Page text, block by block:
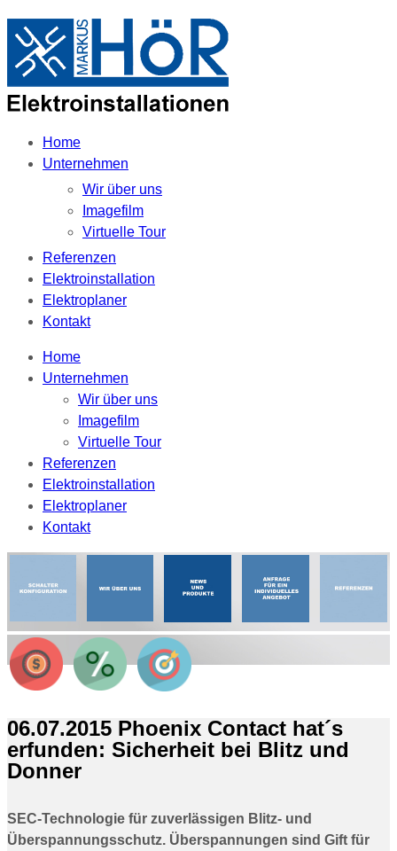
Home
Unternehmen
Wir über uns
Imagefilm
Virtuelle Tour
Referenzen
Elektroinstallation
Elektroplaner
Kontakt
Home
Unternehmen
Wir über uns
Imagefilm
Virtuelle Tour
Referenzen
Elektroinstallation
Elektroplaner
Kontakt
06.07.2015 Phoenix Contact hat´s
erfunden: Sicherheit bei Blitz und
Donner
SEC-Technologie für zuverlässigen Blitz- und
Überspannungsschutz. Überspannungen sind Gift für